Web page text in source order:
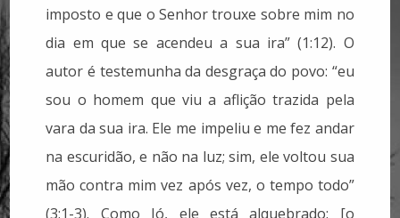
imposto e que o Senhor trouxe sobre mim no
dia em que se acendeu a sua ira” (1:12). O
autor é testemunha da desgraça do povo: “eu
sou o homem que viu a aflição trazida pela
vara da sua ira. Ele me impeliu e me fez andar
na escuridão, e não na luz; sim, ele voltou sua
mão contra mim vez após vez, o tempo todo”
(3:1-3). Como Jó, ele está alquebrado: [o